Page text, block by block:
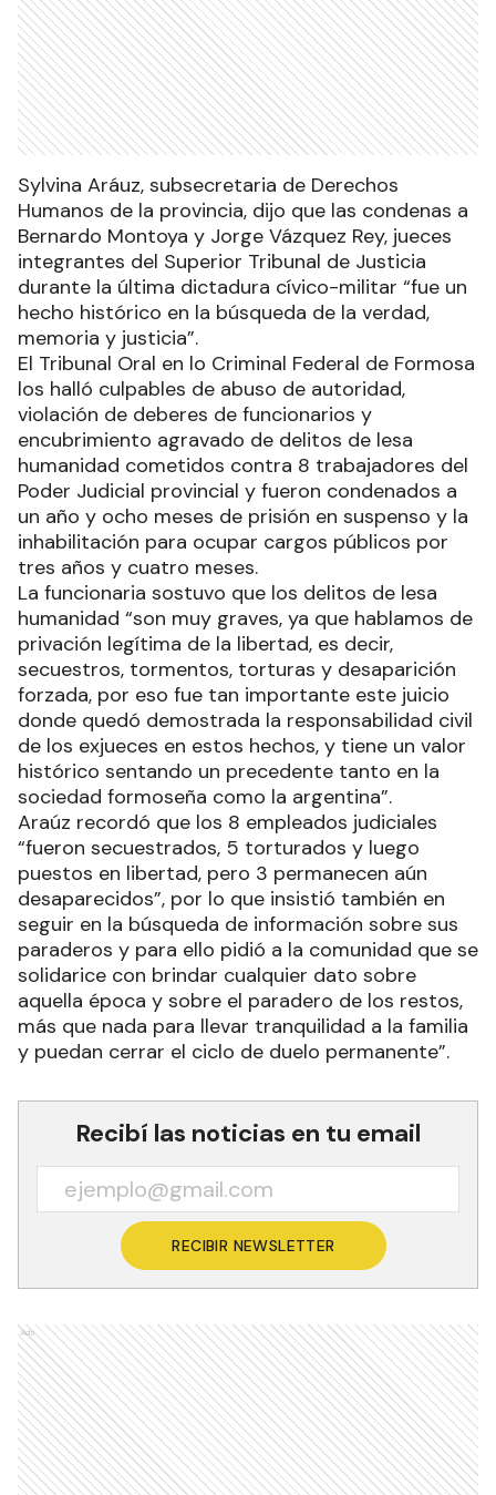
Sylvina Aráuz, subsecretaria de Derechos
Humanos de la provincia, dijo que las condenas a
Bernardo Montoya y Jorge Vázquez Rey, jueces
integrantes del Superior Tribunal de Justicia
durante la última dictadura cívico-militar “fue un
hecho histórico en la búsqueda de la verdad,
memoria y justicia”.
El Tribunal Oral en lo Criminal Federal de Formosa
los halló culpables de abuso de autoridad,
violación de deberes de funcionarios y
encubrimiento agravado de delitos de lesa
humanidad cometidos contra 8 trabajadores del
Poder Judicial provincial y fueron condenados a
un año y ocho meses de prisión en suspenso y la
inhabilitación para ocupar cargos públicos por
tres años y cuatro meses.
La funcionaria sostuvo que los delitos de lesa
humanidad “son muy graves, ya que hablamos de
privación legítima de la libertad, es decir,
secuestros, tormentos, torturas y desaparición
forzada, por eso fue tan importante este juicio
donde quedó demostrada la responsabilidad civil
de los exjueces en estos hechos, y tiene un valor
histórico sentando un precedente tanto en la
sociedad formoseña como la argentina”.
Araúz recordó que los 8 empleados judiciales
“fueron secuestrados, 5 torturados y luego
puestos en libertad, pero 3 permanecen aún
desaparecidos”, por lo que insistió también en
seguir en la búsqueda de información sobre sus
paraderos y para ello pidió a la comunidad que se
solidarice con brindar cualquier dato sobre
aquella época y sobre el paradero de los restos,
más que nada para llevar tranquilidad a la familia
y puedan cerrar el ciclo de duelo permanente”.
Recibí las noticias en tu email
RECIBIR NEWSLETTER
Ads